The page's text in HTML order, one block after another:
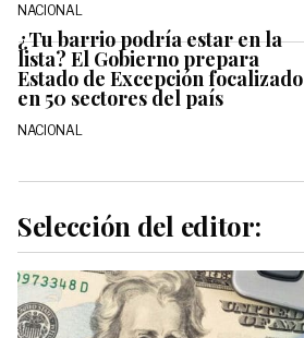
NACIONAL
¿Tu barrio podría estar en la
lista? El Gobierno prepara
Estado de Excepción focalizado
en 50 sectores del país
NACIONAL
Selección del editor: